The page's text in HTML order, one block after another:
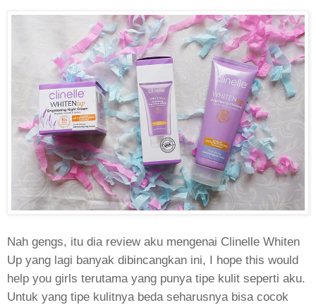
Nah gengs, itu dia review aku mengenai Clinelle Whiten
Up yang lagi banyak dibincangkan ini, I hope this would
help you girls terutama yang punya tipe kulit seperti aku.
Untuk yang tipe kulitnya beda seharusnya bisa cocok